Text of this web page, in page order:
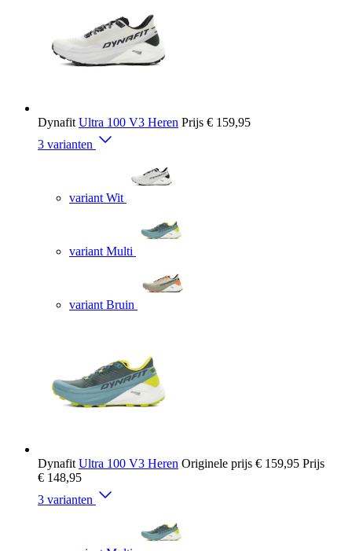
Dynafit Ultra 100 V3 Heren Prijs € 159,95
3 varianten
variant Wit
variant Multi
variant Bruin
Dynafit Ultra 100 V3 Heren Originele prijs € 159,95 Prijs
€ 148,95
3 varianten